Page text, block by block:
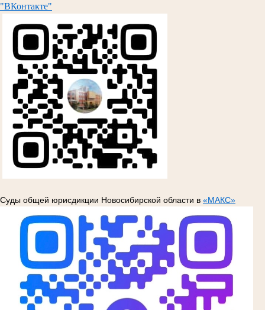
"ВКонтакте"
Суды общей юрисдикции Новосибирской области в «МАКС»